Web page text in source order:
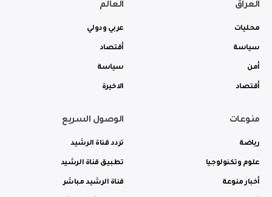
العراق
محليات
سياسة
أمن
أقتصاد
العالم
عربي ودولي
أقتصاد
سياسة
الاخيرة
منوعات
رياضة
علوم وتكنولوجيا
أخبار منوعة
الوصول السريع
تردد قناة الرشيد
تطبيق قناة الرشيد
قناة الرشيد مباشر